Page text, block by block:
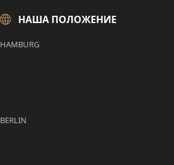
НАША ПОЛОЖЕНИЕ
HAMBURG
BERLIN